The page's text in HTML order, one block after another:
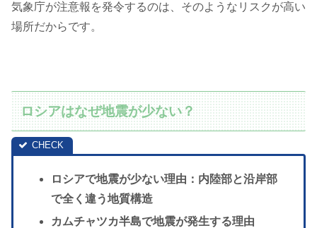
気象庁が注意報を発令するのは、そのようなリスクが高い
場所だからです。
ロシアはなぜ地震が少ない？
ロシアで地震が少ない理由：内陸部と沿岸部
で全く違う地質構造
カムチャツカ半島で地震が発生する理由